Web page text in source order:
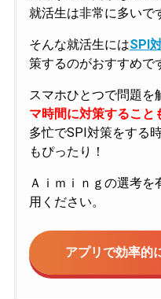
就活生は非常に多いで
そんな就活生にはSPI
策するのがおすすめで
スマホひとつで問題を
マ時間に対策すること
多忙でSPI対策をする
もぴったり！
Ａｉｍｉｎｇの選考
用ください。
アプリで効率的